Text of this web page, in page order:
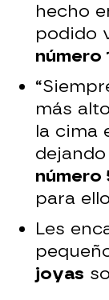
hecho
podido
número
más
la cima
número
para
Les
joyas